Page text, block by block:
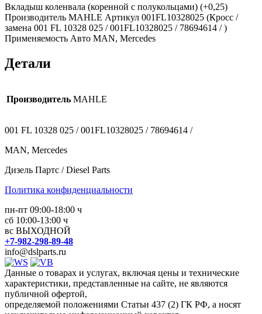
Mercedes
Вкладыш коленвала (коренной с полукольцами) (+0,25)
Производитель MAHLE Артикул 001FL10328025 (Кросс /
замена 001 FL 10328 025 / 001FL10328025 / 78694614 / )
Применяемость Авто MAN, Mercedes
Детали
Производитель MAHLE
001 FL 10328 025 / 001FL10328025 / 78694614 /
MAN, Mercedes
Дизель Партс / Diesel Parts
Политика конфиденциальности
пн-пт 09:00-18:00 ч
сб 10:00-13:00 ч
вс ВЫХОДНОЙ
+7-982-298-89-48
info@dslparts.ru
Данные о товарах и услугах, включая цены и технические
характеристики, представленные на сайте, не являются
публичной офертой,
определяемой положениями Статьи 437 (2) ГК РФ, а носят